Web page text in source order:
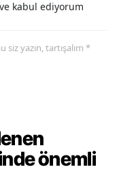
kabul ediyorum
yazın, tartışalım *
önemli